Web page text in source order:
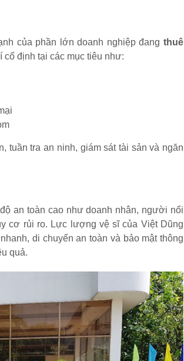
của phần lớn doanh nghiệp đang thuê
định tại các mục tiêu như:
tuần tra an ninh, giám sát tài sản và ngăn
an toàn cao như doanh nhân, người nổi
cơ rủi ro. Lực lượng vệ sĩ của Việt Dũng
di chuyển an toàn và bảo mật thông
quả.